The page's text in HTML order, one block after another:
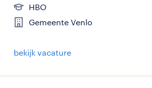
HBO
Gemeente Venlo
bekijk vacature